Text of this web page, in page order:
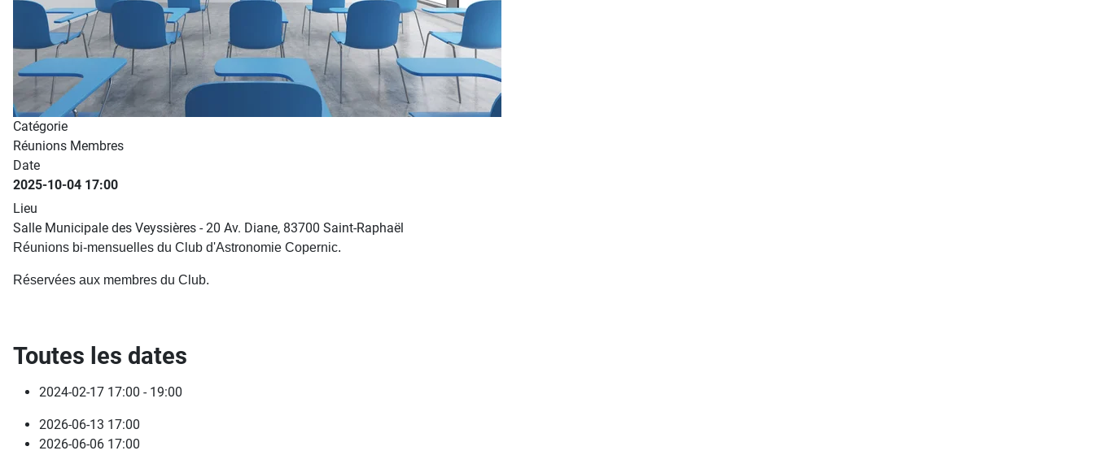
Catégorie
Réunions Membres
Date
2025-10-04 17:00
Lieu
Salle Municipale des Veyssières - 20 Av. Diane, 83700 Saint-Raphaël
Réunions bi-mensuelles du Club d'Astronomie Copernic.
Réservées aux membres du Club.
Toutes les dates
2024-02-17 17:00 - 19:00
2026-06-13 17:00
2026-06-06 17:00